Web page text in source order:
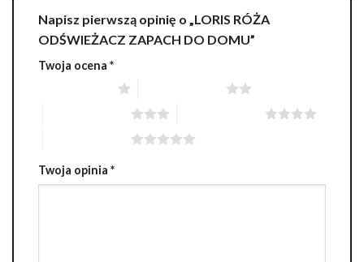
Napisz pierwszą opinię o „LORIS RÓŻA
ODŚWIEŻACZ ZAPACH DO DOMU”
Twoja ocena *
Twoja opinia *